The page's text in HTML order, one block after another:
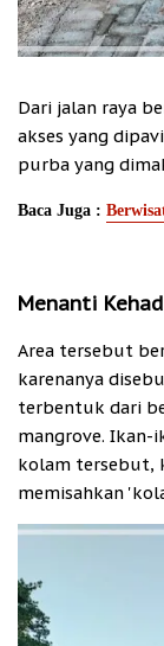
Dari jalan raya
akses yang
purba yang
Baca Juga :
Menanti
Area tersebut
karenanya
terbentuk dari
mangrove. Ikan-
kolam tersebut,
memisahkan